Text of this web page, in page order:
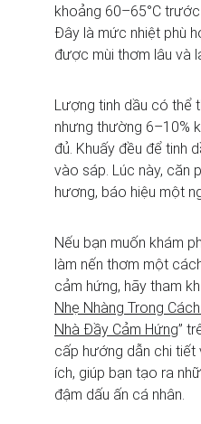
khoảng 60–65°C
Đây là mức nhiệt phù
được mùi thơm lâu và
Lượng tinh dầu có thể
nhưng thường 6–10%
đủ. Khuấy đều để tinh
vào sáp. Lúc này, căn
hương, báo hiệu một
Nếu bạn muốn khám
làm nến thơm một
cảm hứng, hãy tham
Nhẹ Nhàng Trong
Nhà Đầy Cảm Hứng”
cấp hướng dẫn chi tiết
ích, giúp bạn tạo ra
đậm dấu ấn cá nhân.